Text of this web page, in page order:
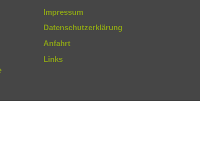
Impressum
Datenschutzerklärung
Anfahrt
Links